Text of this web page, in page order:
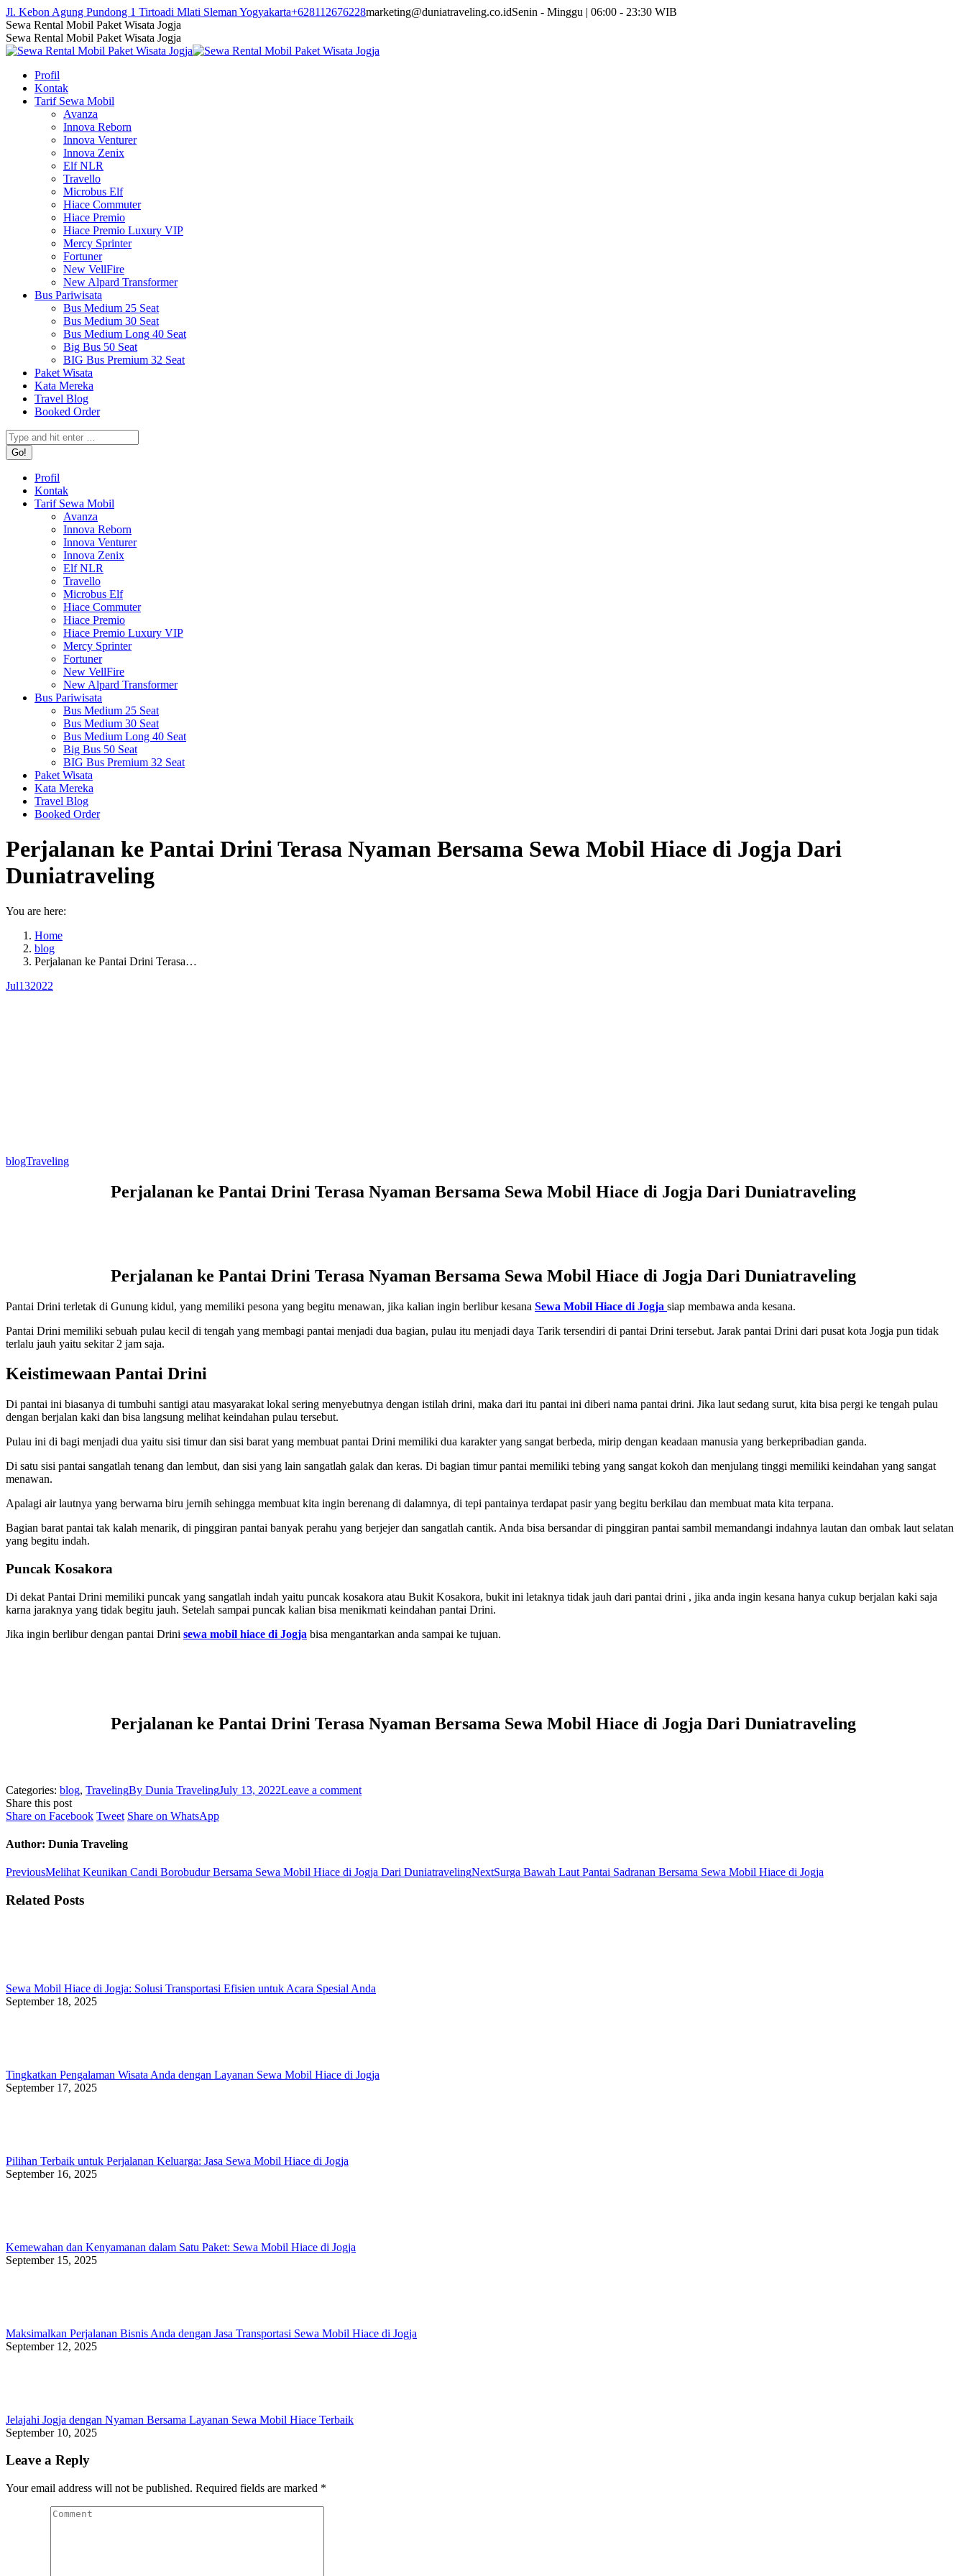
Skip
to
content
Jl. Kebon Agung Pundong 1 Tirtoadi Mlati Sleman Yogyakarta+628112676228marketing@duniatraveling.co.idSenin - Minggu | 06:00 - 23:30 WIB
Facebook
page
opens
new
window
Twitter
page
opens
new
window
Instagram
page
opens
new
window
YouTube
page
opens
new
window
Sewa Rental Mobil Paket Wisata Jogja
Sewa Rental Mobil Paket Wisata Jogja
Profil
Kontak
Tarif Sewa Mobil
Avanza
Innova Reborn
Innova Venturer
Innova Zenix
Elf NLR
Travello
Microbus Elf
Hiace Commuter
Hiace Premio
Hiace Premio Luxury VIP
Mercy Sprinter
Fortuner
New VellFire
New Alpard Transformer
Bus Pariwisata
Bus Medium 25 Seat
Bus Medium 30 Seat
Bus Medium Long 40 Seat
Big Bus 50 Seat
BIG Bus Premium 32 Seat
Paket Wisata
Kata Mereka
Travel Blog
Booked Order
Search:
Profil
Kontak
Tarif Sewa Mobil
Avanza
Innova Reborn
Innova Venturer
Innova Zenix
Elf NLR
Travello
Microbus Elf
Hiace Commuter
Hiace Premio
Hiace Premio Luxury VIP
Mercy Sprinter
Fortuner
New VellFire
New Alpard Transformer
Bus Pariwisata
Bus Medium 25 Seat
Bus Medium 30 Seat
Bus Medium Long 40 Seat
Big Bus 50 Seat
BIG Bus Premium 32 Seat
Paket Wisata
Kata Mereka
Travel Blog
Booked Order
Perjalanan ke Pantai Drini Terasa Nyaman Bersama Sewa Mobil Hiace di Jogja Dari
Duniatraveling
You are here:
Home
blog
Perjalanan ke Pantai Drini Terasa…
Jul132022
blogTraveling
Perjalanan ke Pantai Drini Terasa Nyaman Bersama Sewa Mobil Hiace di Jogja Dari Duniatraveling
Perjalanan ke Pantai Drini Terasa Nyaman Bersama Sewa Mobil Hiace di Jogja Dari Duniatraveling
Pantai Drini terletak di Gunung kidul, yang memiliki pesona yang begitu menawan, jika kalian ingin berlibur kesana Sewa Mobil Hiace di Jogja siap membawa anda kesana.
Pantai Drini memiliki sebuah pulau kecil di tengah yang membagi pantai menjadi dua bagian, pulau itu menjadi daya Tarik tersendiri di pantai Drini tersebut. Jarak pantai Drini dari pusat kota Jogja pun tidak
terlalu jauh yaitu sekitar 2 jam saja.
Keistimewaan Pantai Drini
Di pantai ini biasanya di tumbuhi santigi atau masyarakat lokal sering menyebutnya dengan istilah drini, maka dari itu pantai ini diberi nama pantai drini. Jika laut sedang surut, kita bisa pergi ke tengah pulau
dengan berjalan kaki dan bisa langsung melihat keindahan pulau tersebut.
Pulau ini di bagi menjadi dua yaitu sisi timur dan sisi barat yang membuat pantai Drini memiliki dua karakter yang sangat berbeda, mirip dengan keadaan manusia yang berkepribadian ganda.
Di satu sisi pantai sangatlah tenang dan lembut, dan sisi yang lain sangatlah galak dan keras. Di bagian timur pantai memiliki tebing yang sangat kokoh dan menjulang tinggi memiliki keindahan yang sangat
menawan.
Apalagi air lautnya yang berwarna biru jernih sehingga membuat kita ingin berenang di dalamnya, di tepi pantainya terdapat pasir yang begitu berkilau dan membuat mata kita terpana.
Bagian barat pantai tak kalah menarik, di pinggiran pantai banyak perahu yang berjejer dan sangatlah cantik. Anda bisa bersandar di pinggiran pantai sambil memandangi indahnya lautan dan ombak laut selatan
yang begitu indah.
Puncak Kosakora
Di dekat Pantai Drini memiliki puncak yang sangatlah indah yaitu puncak kosakora atau Bukit Kosakora, bukit ini letaknya tidak jauh dari pantai drini , jika anda ingin kesana hanya cukup berjalan kaki saja
karna jaraknya yang tidak begitu jauh. Setelah sampai puncak kalian bisa menikmati keindahan pantai Drini.
Jika ingin berlibur dengan pantai Drini sewa mobil hiace di Jogja bisa mengantarkan anda sampai ke tujuan.
Perjalanan ke Pantai Drini Terasa Nyaman Bersama Sewa Mobil Hiace di Jogja Dari Duniatraveling
Categories: blog, TravelingBy Dunia TravelingJuly 13, 2022Leave a comment
Share this post
Share on FacebookShare
Facebook
TweetShare
Twitter
Share on WhatsAppShare
Author: Dunia Traveling
Post
navigation
PreviousPrevious
Melihat Keunikan Candi Borobudur Bersama Sewa Mobil Hiace di Jogja Dari DuniatravelingNextNext
Surga Bawah Laut Pantai Sadranan Bersama Sewa Mobil Hiace di Jogja
Related Posts
Sewa Mobil Hiace di Jogja: Solusi Transportasi Efisien untuk Acara Spesial Anda
September 18, 2025
Tingkatkan Pengalaman Wisata Anda dengan Layanan Sewa Mobil Hiace di Jogja
September 17, 2025
Pilihan Terbaik untuk Perjalanan Keluarga: Jasa Sewa Mobil Hiace di Jogja
September 16, 2025
Kemewahan dan Kenyamanan dalam Satu Paket: Sewa Mobil Hiace di Jogja
September 15, 2025
Maksimalkan Perjalanan Bisnis Anda dengan Jasa Transportasi Sewa Mobil Hiace di Jogja
September 12, 2025
Jelajahi Jogja dengan Nyaman Bersama Layanan Sewa Mobil Hiace Terbaik
September 10, 2025
Leave a Reply
Your email address will not be published. Required fields are marked *